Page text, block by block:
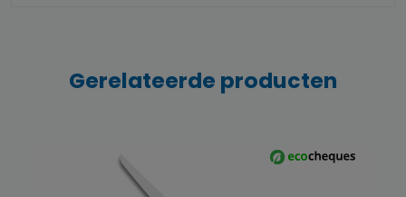
Gerelateerde producten